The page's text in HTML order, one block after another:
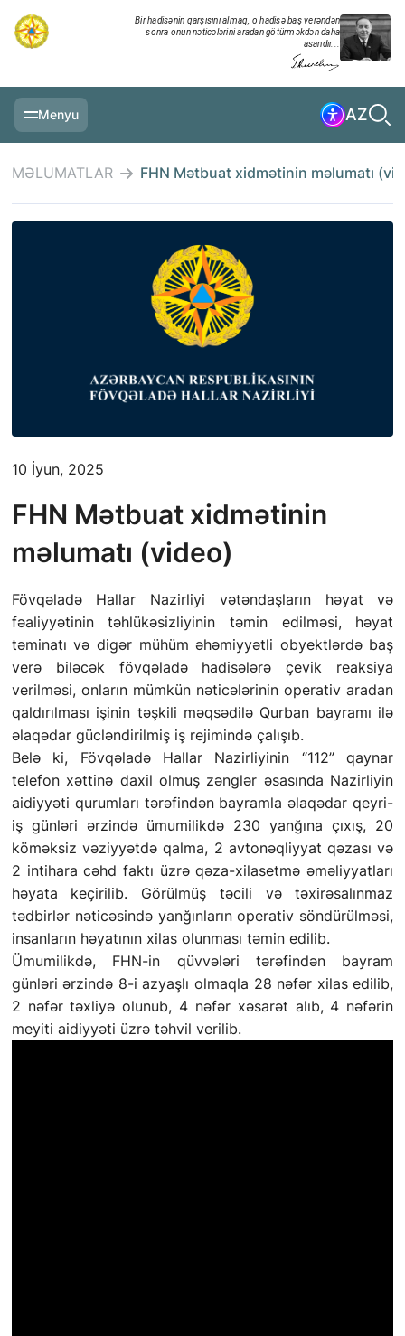
Bir hadisənin qarşısını almaq, o hadisə baş verəndən
sonra onun nəticələrini aradan götürməkdən daha
asandır...
Menyu AZ
NAZIRLIK
QANUNVERICILIK
ƏHALININ MAARIFLƏNDIRILMƏSI
ƏLAQƏ
STATISTIKA
E-Xidmət
MƏLUMATLAR FHN Mətbuat xidmətinin məlumatı
10 İyun, 2025
FHN Mətbuat xidmətinin
məlumatı (video)
Fövqəladə Hallar Nazirliyi vətəndaşların həyat və
fəaliyyətinin təhlükəsizliyinin təmin edilməsi, həyat
təminatı və digər mühüm əhəmiyyətli obyektlərdə baş
verə biləcək fövqəladə hadisələrə çevik reaksiya
verilməsi, onların mümkün nəticələrinin operativ aradan
qaldırılması işinin təşkili məqsədilə Qurban bayramı ilə
əlaqədar gücləndirilmiş iş rejimində çalışıb.
Belə ki, Fövqəladə Hallar Nazirliyinin “112” qaynar
telefon xəttinə daxil olmuş zənglər əsasında Nazirliyin
aidiyyəti qurumları tərəfindən bayramla əlaqədar qeyri-
iş günləri ərzində ümumilikdə 230 yanğına çıxış, 20
köməksiz vəziyyətdə qalma, 2 avtonəqliyyat qəzası və
2 intihara cəhd faktı üzrə qəza-xilasetmə əməliyyatları
həyata keçirilib. Görülmüş təcili və təxirəsalınmaz
tədbirlər nəticəsində yanğınların operativ söndürülməsi,
insanların həyatının xilas olunması təmin edilib.
Ümumilikdə, FHN-in qüvvələri tərəfindən bayram
günləri ərzində 8-i azyaşlı olmaqla 28 nəfər xilas edilib,
2 nəfər təxliyə olunub, 4 nəfər xəsarət alıb, 4 nəfərin
meyiti aidiyyəti üzrə təhvil verilib.